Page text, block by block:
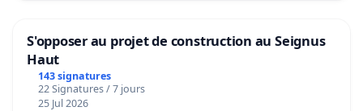
S'opposer au projet de construction au Seignus
Haut
143 signatures
22 Signatures / 7 jours
25 Jul 2026